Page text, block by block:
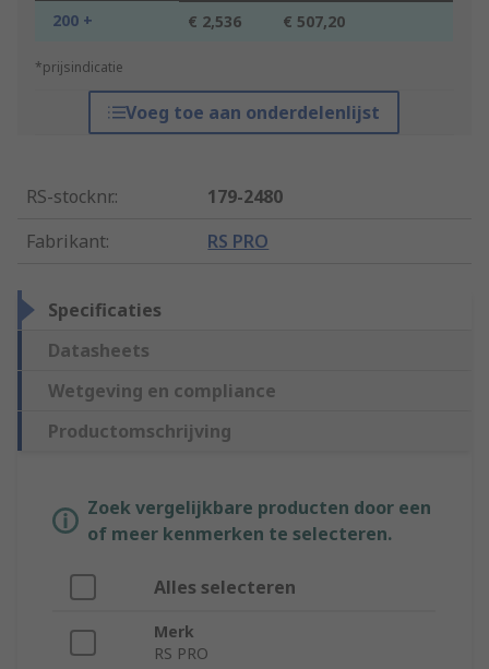
200 + € 2,536 € 507,20
*prijsindicatie
Voeg toe aan onderdelenlijst
RS-stocknr.:
179-2480
Fabrikant: RS PRO
Specificaties
Datasheets
Wetgeving en compliance
Productomschrijving
Zoek vergelijkbare producten door een
of meer kenmerken te selecteren.
Alles selecteren
Merk
RS PRO